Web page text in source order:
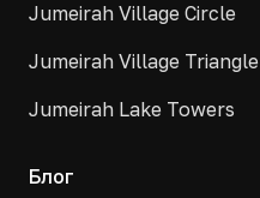
Jumeirah Village Circle
Jumeirah Village Triangle
Jumeirah Lake Towers
Блог